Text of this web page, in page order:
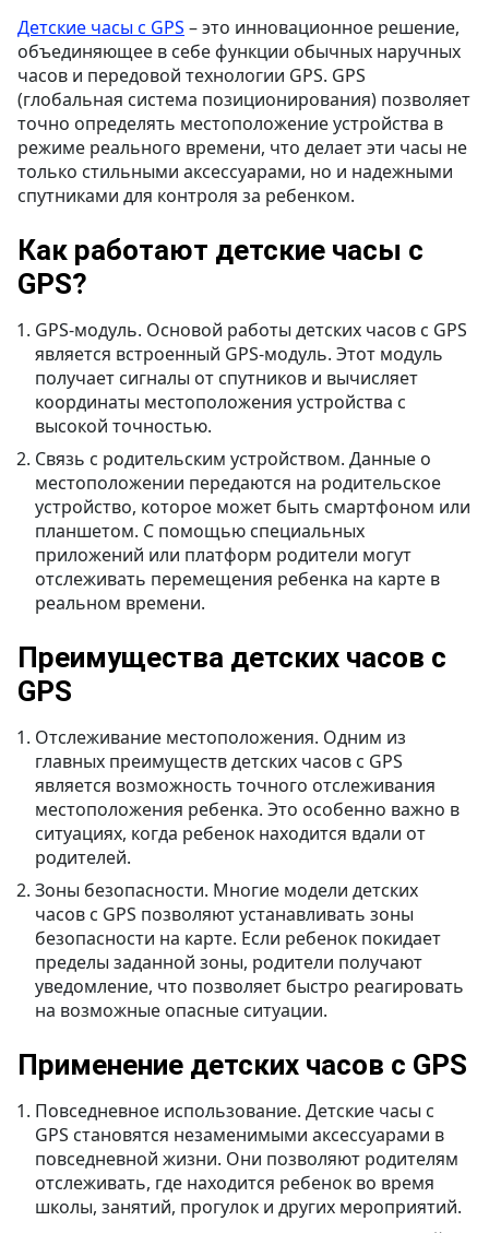
Детские часы с GPS – это инновационное решение,
объединяющее в себе функции обычных наручных
часов и передовой технологии GPS. GPS
(глобальная система позиционирования) позволяет
точно определять местоположение устройства в
режиме реального времени, что делает эти часы не
только стильными аксессуарами, но и надежными
спутниками для контроля за ребенком.
Как работают детские часы с
GPS?
GPS-модуль. Основой работы детских часов с GPS
является встроенный GPS-модуль. Этот модуль
получает сигналы от спутников и вычисляет
координаты местоположения устройства с
высокой точностью.
Связь с родительским устройством. Данные о
местоположении передаются на родительское
устройство, которое может быть смартфоном или
планшетом. С помощью специальных
приложений или платформ родители могут
отслеживать перемещения ребенка на карте в
реальном времени.
Преимущества детских часов с
GPS
Отслеживание местоположения. Одним из
главных преимуществ детских часов с GPS
является возможность точного отслеживания
местоположения ребенка. Это особенно важно в
ситуациях, когда ребенок находится вдали от
родителей.
Зоны безопасности. Многие модели детских
часов с GPS позволяют устанавливать зоны
безопасности на карте. Если ребенок покидает
пределы заданной зоны, родители получают
уведомление, что позволяет быстро реагировать
на возможные опасные ситуации.
Применение детских часов с GPS
Повседневное использование. Детские часы с
GPS становятся незаменимыми аксессуарами в
повседневной жизни. Они позволяют родителям
отслеживать, где находится ребенок во время
школы, занятий, прогулок и других мероприятий.